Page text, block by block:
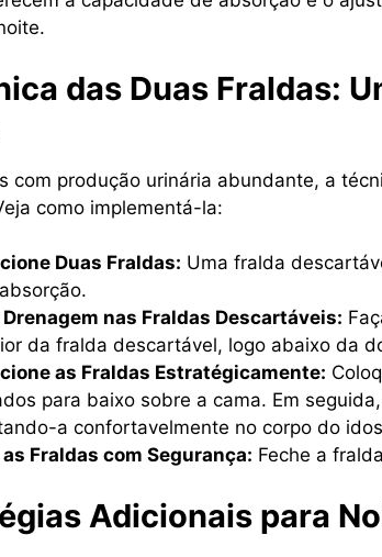
das Duas Fraldas:
com produção urinária abundante, a
como implementá-la:
Duas Fraldas: Uma fralda
nas Fraldas Descartáveis:
da fralda descartável, logo abaixo da
as Fraldas Estratégicamente:
para baixo sobre a cama. Em
a confortavelmente no corpo do
as Fraldas com Segurança: Feche a
Adicionais para